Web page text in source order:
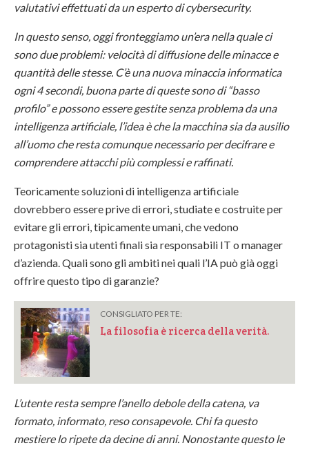
valutativi effettuati da un esperto di cybersecurity.
In questo senso, oggi fronteggiamo un’era nella quale ci
sono due problemi: velocità di diffusione delle minacce e
quantità delle stesse. C’è una nuova minaccia informatica
ogni 4 secondi, buona parte di queste sono di “basso
profilo” e possono essere gestite senza problema da una
intelligenza artificiale, l’idea è che la macchina sia da ausilio
all’uomo che resta comunque necessario per decifrare e
comprendere attacchi più complessi e raffinati.
Teoricamente soluzioni di intelligenza artificiale
dovrebbero essere prive di errori, studiate e costruite per
evitare gli errori, tipicamente umani, che vedono
protagonisti sia utenti finali sia responsabili IT o manager
d’azienda. Quali sono gli ambiti nei quali l’IA può già oggi
offrire questo tipo di garanzie?
CONSIGLIATO PER TE:
La filosofia è ricerca della verità.
L’utente resta sempre l’anello debole della catena, va
formato, informato, reso consapevole. Chi fa questo
mestiere lo ripete da decine di anni. Nonostante questo le